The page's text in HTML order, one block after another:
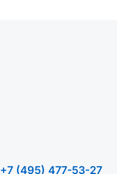
+7 (495) 477-53-27